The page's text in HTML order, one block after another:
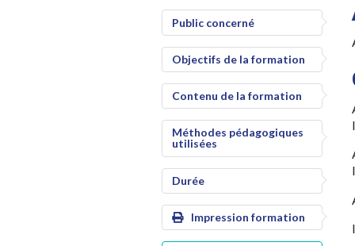
Public concerné
Objectifs de la formation
Contenu de la formation
Méthodes pédagogiques
utilisées
Durée
Impression formation